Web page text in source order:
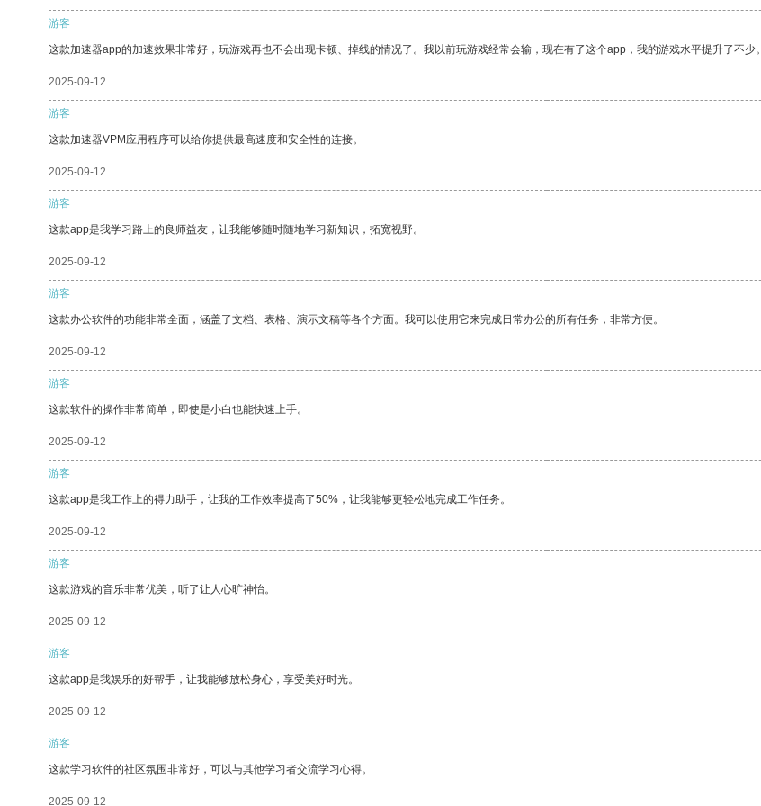
游客
这款加速器app的加速效果非常好，玩游戏再也不会出现卡顿、掉线的情况了。我以前玩游戏经常会输，现在有了这个app，我的游戏水平提升了不少。
2025-09-12
游客
这款加速器VPM应用程序可以给你提供最高速度和安全性的连接。
2025-09-12
游客
这款app是我学习路上的良师益友，让我能够随时随地学习新知识，拓宽视野。
2025-09-12
游客
这款办公软件的功能非常全面，涵盖了文档、表格、演示文稿等各个方面。我可以使用它来完成日常办公的所有任务，非常方便。
2025-09-12
游客
这款软件的操作非常简单，即使是小白也能快速上手。
2025-09-12
游客
这款app是我工作上的得力助手，让我的工作效率提高了50%，让我能够更轻松地完成工作任务。
2025-09-12
游客
这款游戏的音乐非常优美，听了让人心旷神怡。
2025-09-12
游客
这款app是我娱乐的好帮手，让我能够放松身心，享受美好时光。
2025-09-12
游客
这款学习软件的社区氛围非常好，可以与其他学习者交流学习心得。
2025-09-12